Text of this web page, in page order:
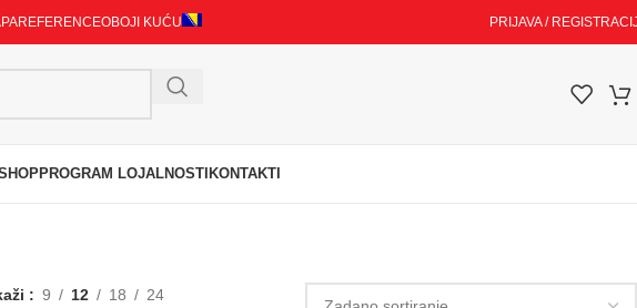
REFERENCEOBOJI KUĆU PRIJAVA /
PROGRAM LOJALNOSTI KONTAKTI
9 12 18 24